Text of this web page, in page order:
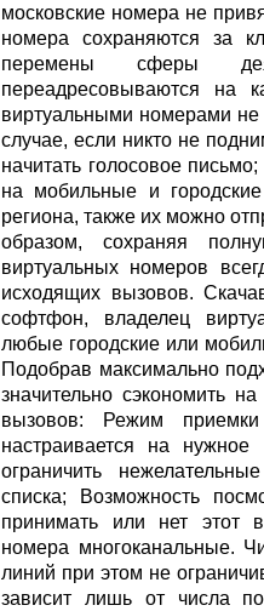
московские номера не
номера сохраняются за
перемены сферы
переадресовываются на
виртуальными номерами
случае, если никто не
начитать голосовое
на мобильные и
региона, также их можно
образом, сохраняя
виртуальных номеров
исходящих вызовов.
софтфон, владелец
любые городские или
Подобрав максимально
значительно сэкономить
вызовов: Режим
настраивается на
ограничить
списка; Возможность
принимать или нет этот
номера многоканальные.
линий при этом не
зависит лишь от числа